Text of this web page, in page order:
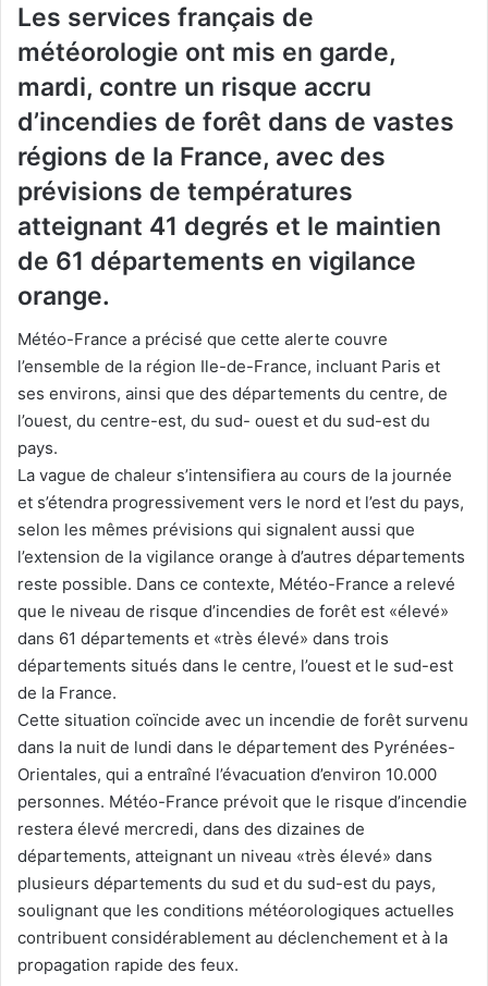
Les services français de
météorologie ont mis en garde,
mardi, contre un risque accru
d’incendies de forêt dans de vastes
régions de la France, avec des
prévisions de températures
atteignant 41 degrés et le maintien
de 61 départements en vigilance
orange.
Météo-France a précisé que cette alerte couvre
l’ensemble de la région Ile-de-France, incluant Paris et
ses environs, ainsi que des départements du centre, de
l’ouest, du centre-est, du sud- ouest et du sud-est du
pays.
La vague de chaleur s’intensifiera au cours de la journée
et s’étendra progressivement vers le nord et l’est du pays,
selon les mêmes prévisions qui signalent aussi que
l’extension de la vigilance orange à d’autres départements
reste possible. Dans ce contexte, Météo-France a relevé
que le niveau de risque d’incendies de forêt est «élevé»
dans 61 départements et «très élevé» dans trois
départements situés dans le centre, l’ouest et le sud-est
de la France.
Cette situation coïncide avec un incendie de forêt survenu
dans la nuit de lundi dans le département des Pyrénées-
Orientales, qui a entraîné l’évacuation d’environ 10.000
personnes. Météo-France prévoit que le risque d’incendie
restera élevé mercredi, dans des dizaines de
départements, atteignant un niveau «très élevé» dans
plusieurs départements du sud et du sud-est du pays,
soulignant que les conditions météorologiques actuelles
contribuent considérablement au déclenchement et à la
propagation rapide des feux.